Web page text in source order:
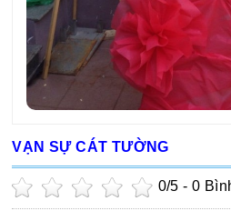
VẠN SỰ CÁT TƯỜNG
0/5 -0